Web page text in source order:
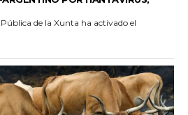
de la Xunta ha activado el